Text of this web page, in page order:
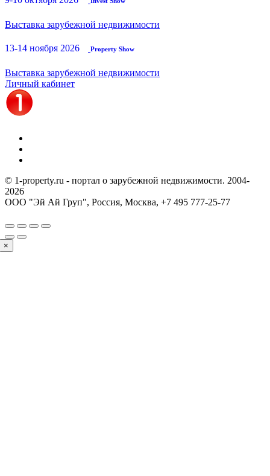
Выставка зарубежной недвижимости
13-14 ноября 2026 Property Show
Выставка зарубежной недвижимости
Личный кабинет
© 1-property.ru - портал о зарубежной недвижимости. 2004-
2026
ООО "Эй Ай Груп", Россия, Москва, +7 495 777-25-77
×